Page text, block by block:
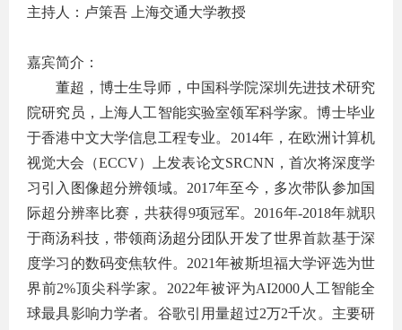
主持人：卢策吾 上海交通大学教授
嘉宾简介：
董超，博士生导师，中国科学院深圳先进技术研究
院研究员，上海人工智能实验室领军科学家。博士毕业
于香港中文大学信息工程专业。 2014年，在欧洲计算机
视觉大会（ECCV）上发表论文SRCNN ，首次将深度学
习引入图像超分辨领域。 2017年至今，多次带队参加国
际超分辨率比赛，共获得9项冠军。 2016年-2018年就职
于商汤科技，带领商汤超分团队开发了世界首款基于深
度学习的数码变焦软件。 2021年被斯坦福大学评选为世
界前2%顶尖科学家。 2022年被评为AI2000 人工智能全
球最具影响力学者。谷歌引用量超过2万2千次。主要研